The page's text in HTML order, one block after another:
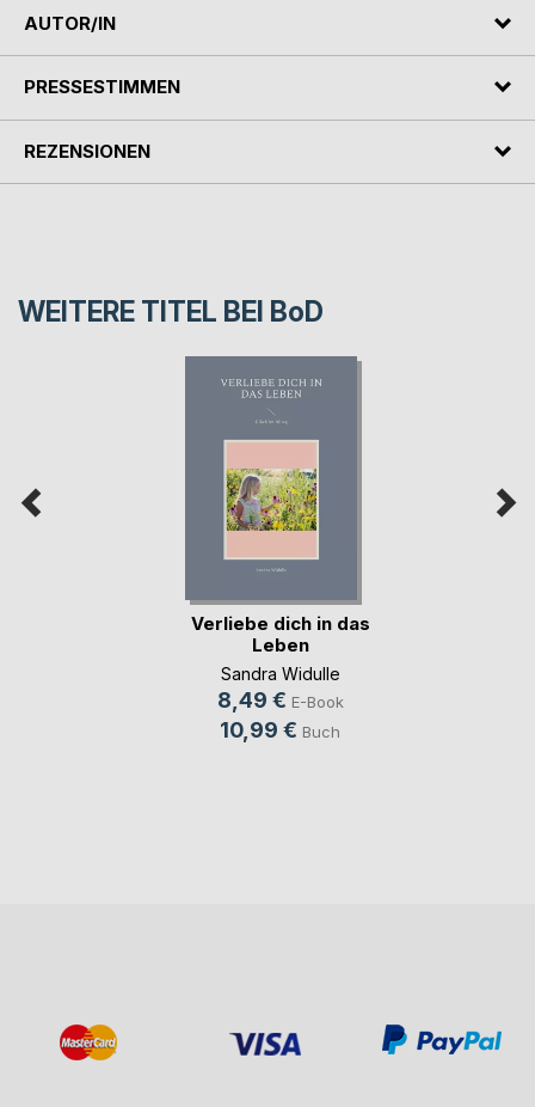
AUTOR/IN
PRESSESTIMMEN
REZENSIONEN
WEITERE TITEL BEI BoD
Verliebe dich in das
Leben
Sandra Widulle
8,49 € E-Book
10,99 € Buch